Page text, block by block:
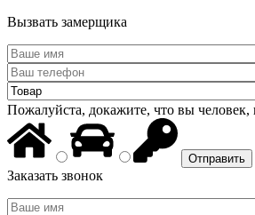
Вызвать замерщика
Пожалуйста, докажите, что вы человек,
Заказать звонок